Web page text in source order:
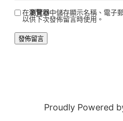
在瀏覽器中儲存顯示名稱、電子
以供下次發佈留言時使用。
Proudly Powered